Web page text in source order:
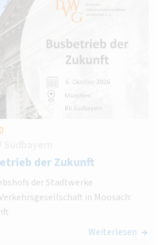
der Zukunft
der Stadtwerke
in Moosach:
Weiterlesen